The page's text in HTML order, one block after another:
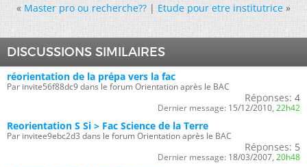
« Master pro ou recherche??|Etude pour etre institutrice »
DISCUSSIONS SIMILAIRES
réorientation de la prépa vers la fac
Par invite56f88dc9 dans le forum Orientation après le BAC
Réponses: 4
Dernier message: 15/12/2010, 22h42
Reorientation S Si > Fac Science de la Terre
Par invitee9ebc2d3 dans le forum Orientation après le BAC
Réponses: 5
Dernier message: 18/03/2007, 20h48